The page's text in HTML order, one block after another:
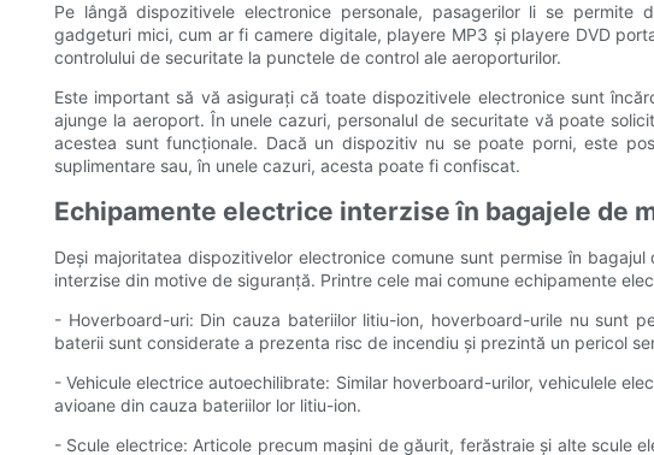
Pe lângă dispozitivele electronice personale, pasagerilor li se
gadgeturi mici, cum ar fi camere digitale, playere MP3 și playere DVD
controlului de securitate la punctele de control ale aeroporturilor.
Este important să vă asigurați că toate dispozitivele electronice sunt
ajunge la aeroport. În unele cazuri, personalul de securitate vă poate
acestea sunt funcționale. Dacă un dispozitiv nu se poate porni, este
suplimentare sau, în unele cazuri, acesta poate fi confiscat.
Echipamente electrice interzise în bagajele de
Deși majoritatea dispozitivelor electronice comune sunt permise în
interzise din motive de siguranță. Printre cele mai comune echipamente
- Hoverboard-uri: Din cauza bateriilor litiu-ion, hoverboard-urile nu sunt
baterii sunt considerate a prezenta risc de incendiu și prezintă un pericol
- Vehicule electrice autoechilibrate: Similar hoverboard-urilor, vehiculele
avioane din cauza bateriilor lor litiu-ion.
- Scule electrice: Articole precum mașini de găurit, ferăstraie și alte scule